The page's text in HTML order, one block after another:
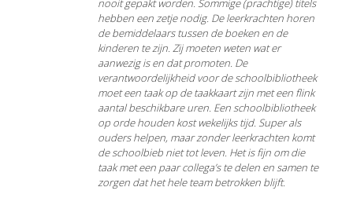
nooit gepakt worden. Sommige (prachtige) titels
hebben een zetje nodig. De leerkrachten horen
de bemiddelaars tussen de boeken en de
kinderen te zijn. Zij moeten weten wat er
aanwezig is en dat promoten. De
verantwoordelijkheid voor de schoolbibliotheek
moet een taak op de taakkaart zijn met een flink
aantal beschikbare uren. Een schoolbibliotheek
op orde houden kost wekelijks tijd. Super als
ouders helpen, maar zonder leerkrachten komt
de schoolbieb niet tot leven. Het is fijn om die
taak met een paar collega’s te delen en samen te
zorgen dat het hele team betrokken blijft.